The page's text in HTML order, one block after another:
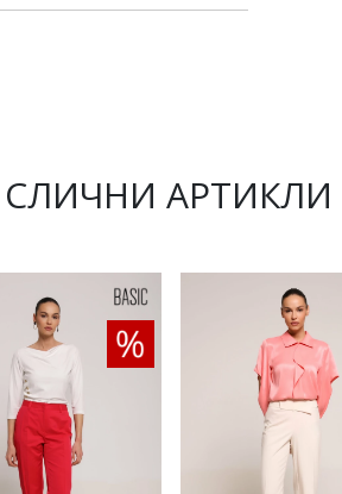
СЛИЧНИ АРТИКЛИ